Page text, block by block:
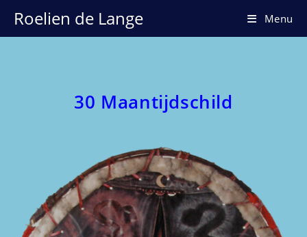
naar
inhoud
Roelien de Lange Menu
30 Maantijdschild